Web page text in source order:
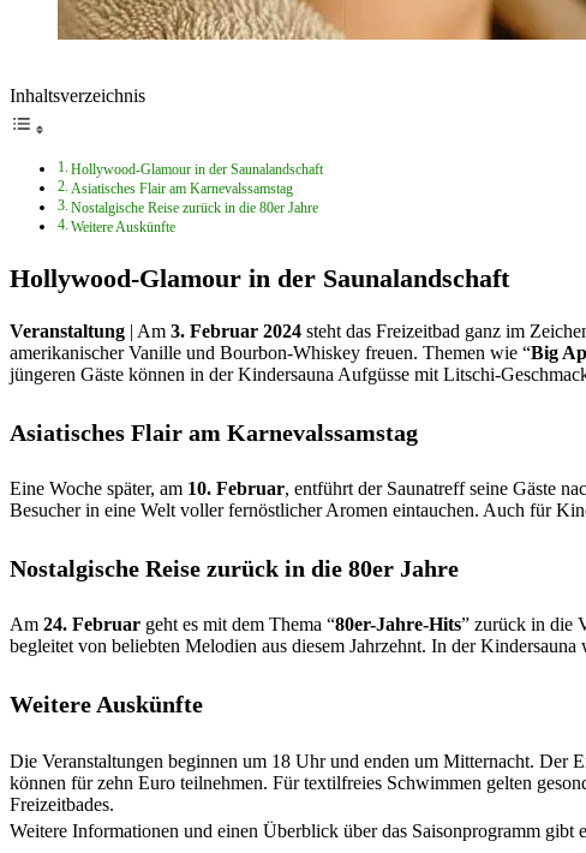
Inhaltsverzeichnis
Hollywood-Glamour in der Saunalandschaft
Asiatisches Flair am Karnevalssamstag
Nostalgische Reise zurück in die 80er Jahre
Weitere Auskünfte
Hollywood-Glamour in der Saunalandschaft
Veranstaltung | Am 3. Februar 2024 steht das Freizeitbad ganz im
amerikanischer Vanille und Bourbon-Whiskey freuen. Themen wie “Big
jüngeren Gäste können in der Kindersauna Aufgüsse mit Litschi-
Asiatisches Flair am Karnevalssamstag
Eine Woche später, am 10. Februar, entführt der Saunatreff seine Gäste
Besucher in eine Welt voller fernöstlicher Aromen eintauchen. Auch für
Nostalgische Reise zurück in die 80er Jahre
Am 24. Februar geht es mit dem Thema “80er-Jahre-Hits” zurück in die
begleitet von beliebten Melodien aus diesem Jahrzehnt. In der
Weitere Auskünfte
Die Veranstaltungen beginnen um 18 Uhr und enden um Mitternacht.
können für zehn Euro teilnehmen. Für textilfreies Schwimmen gelten
Freizeitbades.
Weitere Informationen und einen Überblick über das Saisonprogramm gibt